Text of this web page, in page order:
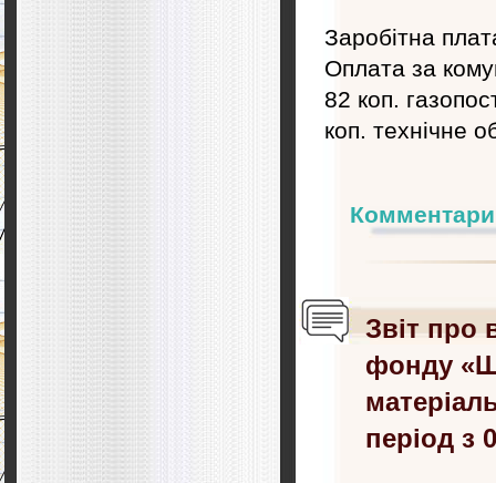
Заробітна
Оплата за
82 коп.
коп. технічне
Звіт про
фонду
період з